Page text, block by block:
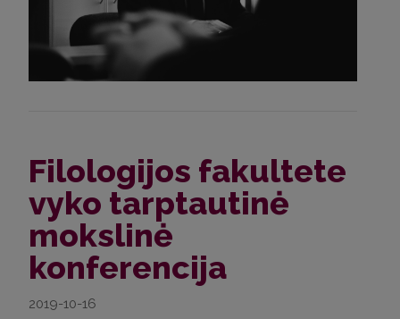
Filologijos fakultete
vyko tarptautinė
mokslinė
konferencija
2019-10-16